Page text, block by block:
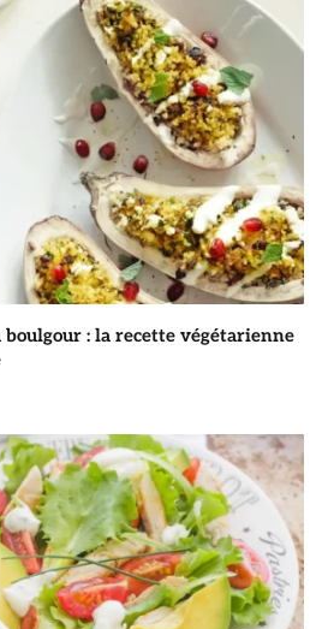
: la recette végétarienne